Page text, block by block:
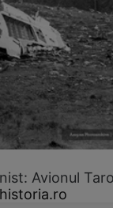
Avionul
historia.ro